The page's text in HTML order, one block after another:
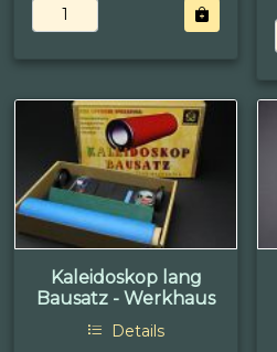
Kaleidoskop lang
Bausatz - Werkhaus
Details